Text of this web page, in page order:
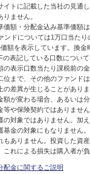
イトに記載した当社の見通
ません。
価額・分配金込み基準価額
ンドについては1万口当た
額を表示しています。換金
表記している口数につい
の表示口数当たり課税前の
位まで、その他のファンド
差異が生じることがありま
額が変わる場合、あるいは
等や保険契約ではありませ
の対象ではありません。加
基金の対象にもなりません
もありません。投資した資
れによる損失は購入者が
配金に関するご説明